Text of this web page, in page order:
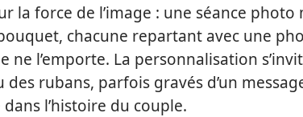
la force de l’image : une séance photo
chacune repartant avec une
ne l’emporte. La personnalisation
rubans, parfois gravés d’un
l’histoire du couple.